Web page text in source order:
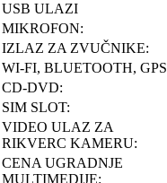
USB ULAZI
MIKROFON:
IZLAZ ZA ZVUČNIKE:
WI-FI, BLUETOOTH, GPS
CD-DVD:
SIM SLOT:
VIDEO ULAZ ZA
RIKVERC KAMERU:
CENA UGRADNJE
MULTIMEDIJE: